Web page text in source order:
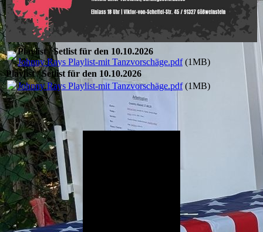
Playlist / Setlist für den 10.10.2026
Johnny Rays Playlist-mit Tanzvorschäge.pdf(1MB)
Playlist / Setlist für den 10.10.2026
Johnny Rays Playlist-mit Tanzvorschäge.pdf(1MB)